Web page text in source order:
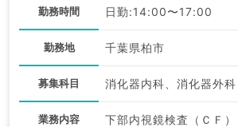
勤務時間 日勤:14:00〜17:00
勤務地 千葉県柏市
募集科目 消化器内科、消化器外科
業務内容 下部内視鏡検査（ＣＦ）